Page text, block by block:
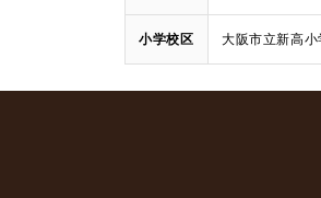
小学校区 大阪市立新高小